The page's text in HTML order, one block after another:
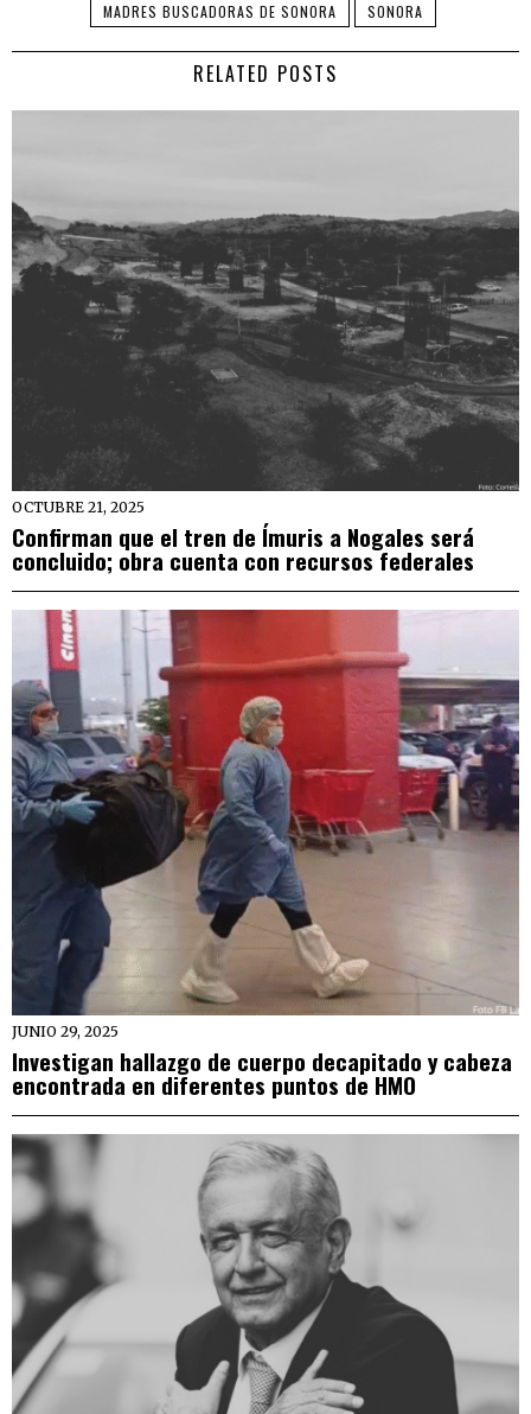
MADRES BUSCADORAS DE SONORA
SONORA
RELATED POSTS
OCTUBRE 21, 2025
Confirman que el tren de Ímuris a Nogales será
concluido; obra cuenta con recursos federales
JUNIO 29, 2025
Investigan hallazgo de cuerpo decapitado y cabeza
encontrada en diferentes puntos de HMO